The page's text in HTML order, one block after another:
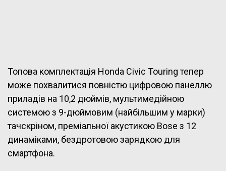
Топова комплектація Honda Civic Touring тепер
може похвалитися повністю цифровою панеллю
приладів на 10,2 дюймів, мультимедійною
системою з 9-дюймовим (найбільшим у марки)
тачскріном, преміальної акустикою Bose з 12
динаміками, бездротовою зарядкою для
смартфона.